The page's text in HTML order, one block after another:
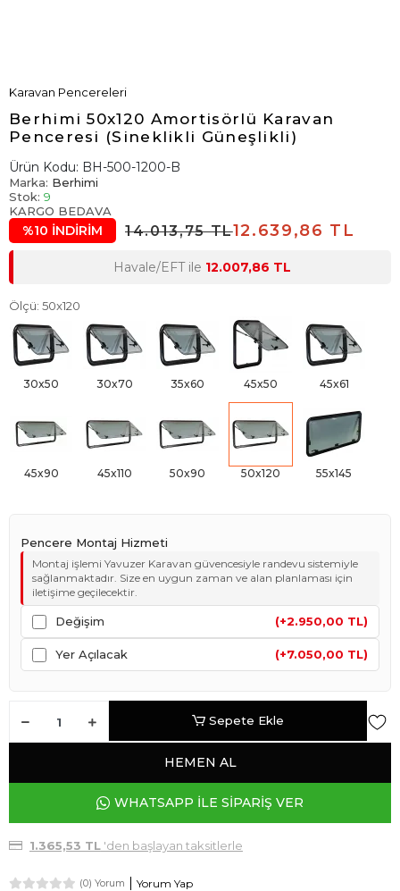
Karavan Pencereleri
Berhimi 50x120 Amortisörlü Karavan
Penceresi (Sineklikli Güneşlikli)
Ürün Kodu: BH-500-1200-B
Marka: Berhimi
Stok: 9
KARGO BEDAVA
%10 İNDİRİM 14.013,75 TL12.639,86 TL
Havale/EFT ile 12.007,86 TL
Ölçü: 50x120
30x50 30x70 35x60 45x50 45x61
45x90 45x110 50x90 50x120 55x145
Pencere Montaj Hizmeti
Montaj işlemi Yavuzer Karavan güvencesiyle randevu sistemiyle
sağlanmaktadır. Size en uygun zaman ve alan planlaması için
iletişime geçilecektir.
Değişim (+2.950,00 TL)
Yer Açılacak (+7.050,00 TL)
Sepete Ekle
HEMEN AL
WHATSAPP İLE SİPARİŞ VER
1.365,53 TL'den başlayan taksitlerle
(0) Yorum Yorum Yap